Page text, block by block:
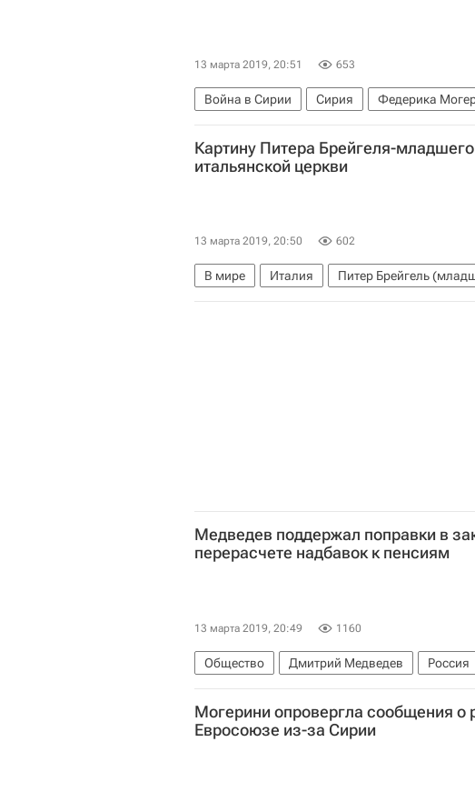
13 марта 2019, 20:51 653
Война в Сирии Сирия Федерика
Картину Питера Брейгеля-
итальянской церкви
13 марта 2019, 20:50 602
В мире Италия Питер Брейгель
Медведев поддержал поправки в
перерасчете надбавок к пенсиям
13 марта 2019, 20:49 1160
Общество Дмитрий Медведев Россия
Могерини опровергла сообщения о
Евросоюзе из-за Сирии